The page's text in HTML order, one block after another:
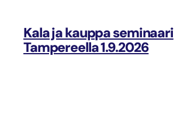
Kala ja kauppa seminaari
Tampereella 1.9.2026